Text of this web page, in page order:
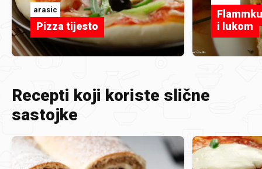
arasic
Pizza tijesto
i lukom
Recepti koji koriste slične
sastojke